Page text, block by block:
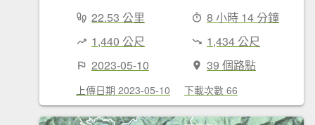
22.53 公里
8 小時 14 分鐘
1,440 公尺
1,434 公尺
2023-05-10
39 個路點
上傳日期 2023-05-10 下載次數 66